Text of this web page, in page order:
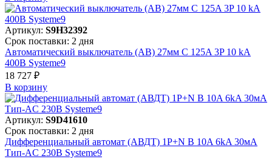
Артикул: S9H32392
Срок поставки: 2 дня
Автоматический выключатель (АВ) 27мм C 125A 3P 10 kA
400В Systeme9
18 727 ₽
В корзинy
Артикул: S9D41610
Срок поставки: 2 дня
Дифференциальный автомат (АВДТ) 1P+N B 10A 6kA 30мА
Тип-AC 230В Systeme9